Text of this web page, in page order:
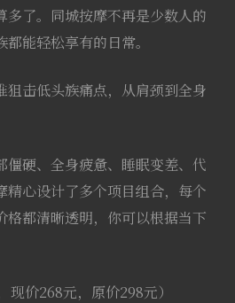
多了。同城按摩不再是少数人的
能轻松享有的日常。
狙击低头族痛点，从肩颈到全身
僵硬、全身疲惫、睡眠变差、代
精心设计了多个项目组合，每个
格都清晰透明，你可以根据当下
现价268元，原价298元）